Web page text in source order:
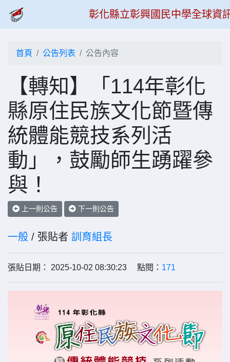
彰化縣立彰興國民中學全球資
首頁 公告列表 公告內容
【轉知】「114年彰化
縣原住民族文化節暨傳
統體能競技系列活
動」，鼓勵師生踴躍參
與！
上一則公告 下一則公告
一般 / 張貼者 訓育組長
張貼日期： 2025-10-02 08:30:23 點閱： 171